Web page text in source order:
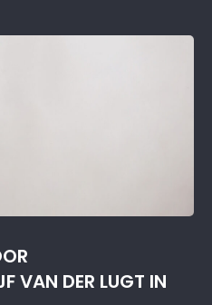
VAN DER LUGT IN